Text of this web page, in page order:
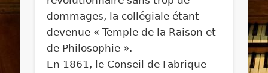
dommages, la collégiale étant
devenue « Temple de la Raison et
de Philosophie ».
En 1861, le Conseil de Fabrique